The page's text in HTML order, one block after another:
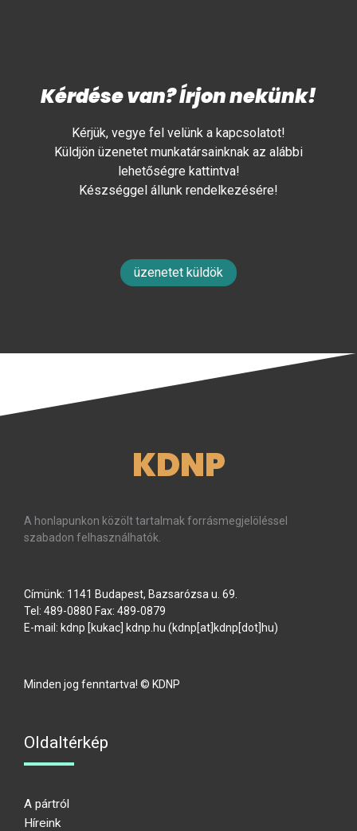
Kérdése van? Írjon nekünk!
Kérjük, vegye fel velünk a kapcsolatot!
Küldjön üzenetet munkatársainknak az alábbi
lehetőségre kattintva!
Készséggel állunk rendelkezésére!
üzenetet küldök
KDNP
A honlapunkon közölt tartalmak forrásmegjelöléssel
szabadon felhasználhatók.
Címünk: 1141 Budapest, Bazsarózsa u. 69.
Tel: 489-0880 Fax: 489-0879
E-mail: kdnp [kukac] kdnp hu (kdnp[at]kdnp[dot]hu)
Minden jog fenntartva! © KDNP
Oldaltérkép
A pártról
Híreink